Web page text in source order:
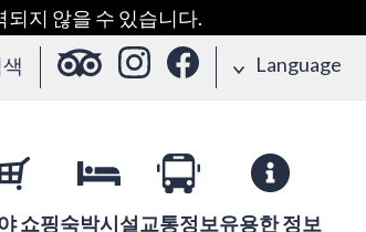
지 않을 수 있습니다.
Language
쇼핑숙박시설교통정보유용한 정보